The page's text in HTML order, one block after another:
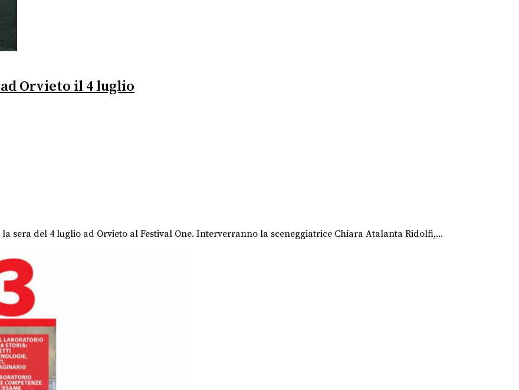
Orvieto il 4 luglio
sera del 4 luglio ad Orvieto al Festival One. Interverranno la sceneggiatrice Chiara Atalanta Ridolfi,...